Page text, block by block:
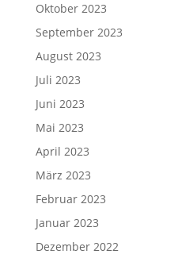
Oktober 2023
September 2023
August 2023
Juli 2023
Juni 2023
Mai 2023
April 2023
März 2023
Februar 2023
Januar 2023
Dezember 2022